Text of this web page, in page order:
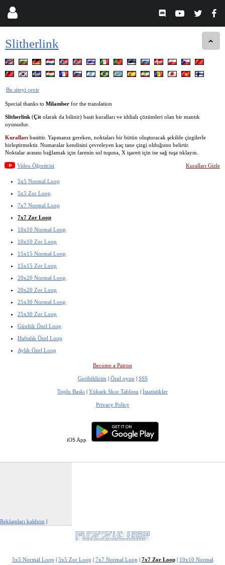
Slitherlink
Bu siteyi çevir
Special thanks to Milamber for the translation
Slitherlink (Çit olarak da bilinir) basit kuralları ve iddialı çözümleri olan bir mantık
oyunudur.
Kuralları basittir. Yapmanız gereken, noktaları bir bütün oluşturacak şekilde çizgilerle
birleştirmektir. Numaralar kendisini çevreleyen kaç tane çizgi olduğunu belirtir.
Noktalar arasını bağlamak için farenin sol tuşuna, X işareti için ise sağ tuşa tıklayın.
Video Öğreticisi Kuralları Gizle
5x5 Normal Loop
5x5 Zor Loop
7x7 Normal Loop
7x7 Zor Loop
10x10 Normal Loop
10x10 Zor Loop
15x15 Normal Loop
15x15 Zor Loop
20x20 Normal Loop
20x20 Zor Loop
25x30 Normal Loop
25x30 Zor Loop
Günlük Özel Loop
Haftalık Özel Loop
Aylık Özel Loop
Become a Patron
Geribildirim | Özel oyun | SSS
Toplu Baskı | Yüksek Skor Tablosu | İstatistikler
Privacy Policy
iOS App
Reklamları kaldırın |
5x5 Normal Loop | 5x5 Zor Loop | 7x7 Normal Loop | 7x7 Zor Loop| 10x10 Normal